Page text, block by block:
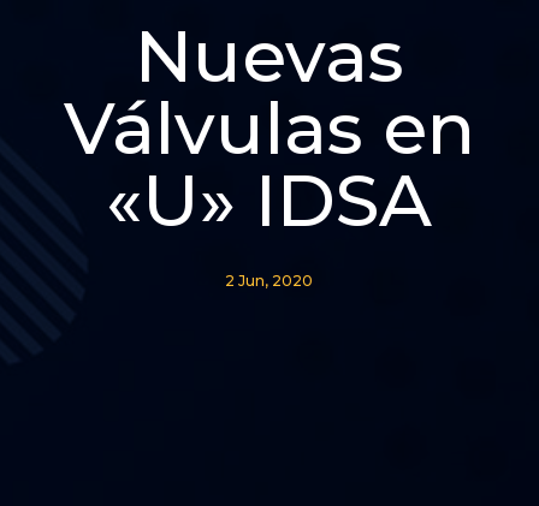
Nuevas
Válvulas en
«U» IDSA
2 Jun, 2020